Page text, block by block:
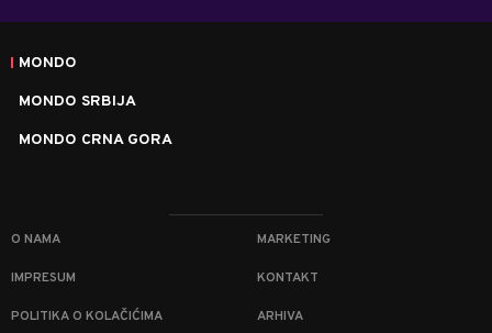
MONDO
MONDO SRBIJA
MONDO CRNA GORA
O NAMA MARKETING
IMPRESUM KONTAKT
POLITIKA O KOLAČIĆIMA ARHIVA